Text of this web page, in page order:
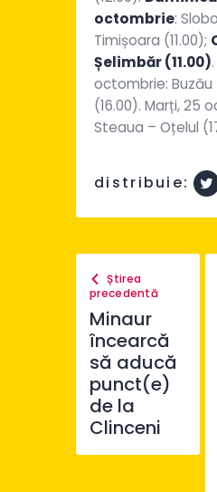
octombrie:
Timișoara (11.00);
Șelimbăr (11.00)
octombrie: Buzău
(16.00). Marți, 25
Steaua – Oțelul
distribuie:
Știrea
precedentă
Minaur
încearcă
să aducă
punct(e)
de la
Clinceni